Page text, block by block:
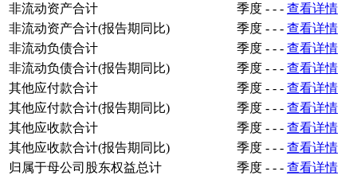
非流动资产合计
季度 - - - 查看详情
非流动资产合计(报告期同比)
季度 - - - 查看详情
非流动负债合计
季度 - - - 查看详情
非流动负债合计(报告期同比)
季度 - - - 查看详情
其他应付款合计
季度 - - - 查看详情
其他应付款合计(报告期同比)
季度 - - - 查看详情
其他应收款合计
季度 - - - 查看详情
其他应收款合计(报告期同比)
季度 - - - 查看详情
归属于母公司股东权益总计
季度 - - - 查看详情